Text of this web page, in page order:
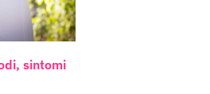
sintomi